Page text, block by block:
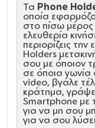
Τα Phone
οποία
στο πίσω
ελευθερία
περιορίζεις
Holders
σου με όποιον
σε όποια γωνία
video, βγάλε
κράτημα,
Smartphone με
για να μη σου
για να σου